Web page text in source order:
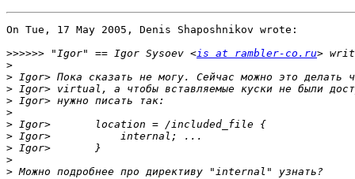
On Tue, 17 May 2005, Denis Shaposhnikov wrote:
>>>>>> "Igor" == Igor Sysoev <is at rambler-co.ru
>
>
>
>
>
>
>
>
>
>